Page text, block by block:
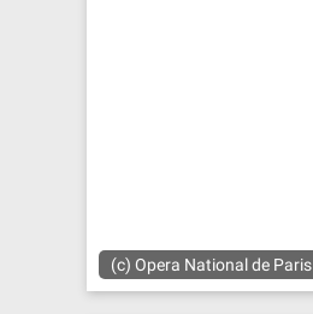
(c) Opera National de Paris